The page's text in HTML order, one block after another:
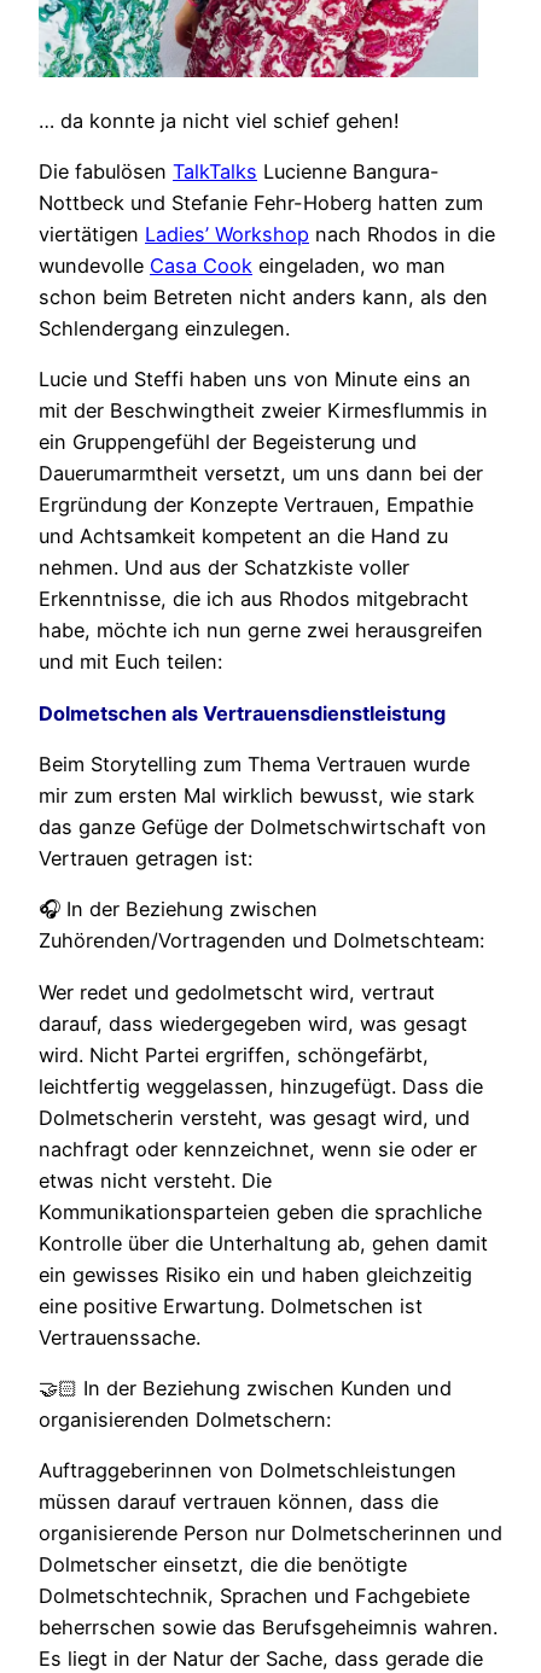
… da konnte ja nicht viel schief gehen!
Die fabulösen TalkTalks Lucienne Bangura-
Nottbeck und Stefanie Fehr-Hoberg hatten zum
viertätigen Ladies’ Workshop nach Rhodos in die
wundevolle Casa Cook eingeladen, wo man
schon beim Betreten nicht anders kann, als den
Schlendergang einzulegen.
Lucie und Steffi haben uns von Minute eins an
mit der Beschwingtheit zweier Kirmesflummis in
ein Gruppengefühl der Begeisterung und
Dauerumarmtheit versetzt, um uns dann bei der
Ergründung der Konzepte Vertrauen, Empathie
und Achtsamkeit kompetent an die Hand zu
nehmen. Und aus der Schatzkiste voller
Erkenntnisse, die ich aus Rhodos mitgebracht
habe, möchte ich nun gerne zwei herausgreifen
und mit Euch teilen:
Dolmetschen als Vertrauensdienstleistung
Beim Storytelling zum Thema Vertrauen wurde
mir zum ersten Mal wirklich bewusst, wie stark
das ganze Gefüge der Dolmetschwirtschaft von
Vertrauen getragen ist:
🎧 In der Beziehung zwischen
Zuhörenden/Vortragenden und Dolmetschteam:
Wer redet und gedolmetscht wird, vertraut
darauf, dass wiedergegeben wird, was gesagt
wird. Nicht Partei ergriffen, schöngefärbt,
leichtfertig weggelassen, hinzugefügt. Dass die
Dolmetscherin versteht, was gesagt wird, und
nachfragt oder kennzeichnet, wenn sie oder er
etwas nicht versteht. Die
Kommunikationsparteien geben die sprachliche
Kontrolle über die Unterhaltung ab, gehen damit
ein gewisses Risiko ein und haben gleichzeitig
eine positive Erwartung. Dolmetschen ist
Vertrauenssache.
🤝🏻 In der Beziehung zwischen Kunden und
organisierenden Dolmetschern:
Auftraggeberinnen von Dolmetschleistungen
müssen darauf vertrauen können, dass die
organisierende Person nur Dolmetscherinnen und
Dolmetscher einsetzt, die die benötigte
Dolmetschtechnik, Sprachen und Fachgebiete
beherrschen sowie das Berufsgeheimnis wahren.
Es liegt in der Natur der Sache, dass gerade die